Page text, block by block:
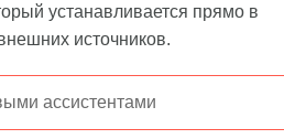
устанавливается прямо в
источников.
ассистентами